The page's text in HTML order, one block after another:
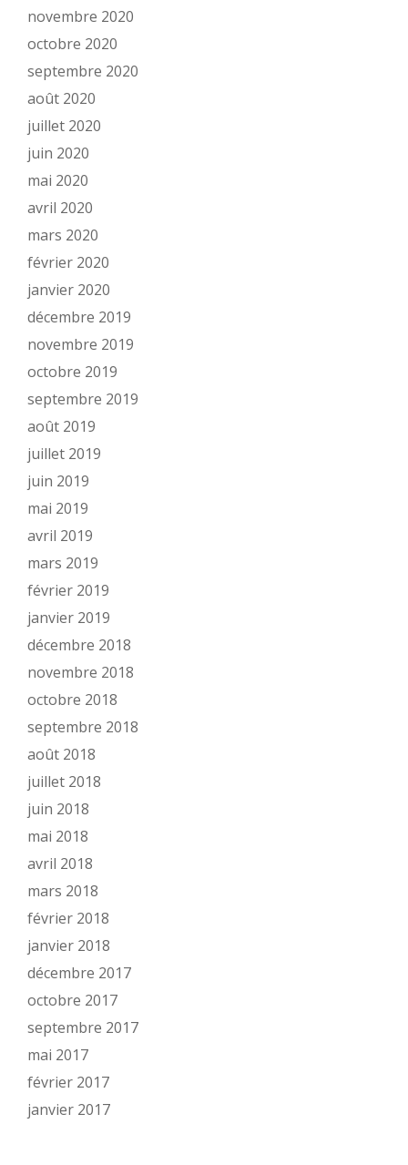
novembre 2020
octobre 2020
septembre 2020
août 2020
juillet 2020
juin 2020
mai 2020
avril 2020
mars 2020
février 2020
janvier 2020
décembre 2019
novembre 2019
octobre 2019
septembre 2019
août 2019
juillet 2019
juin 2019
mai 2019
avril 2019
mars 2019
février 2019
janvier 2019
décembre 2018
novembre 2018
octobre 2018
septembre 2018
août 2018
juillet 2018
juin 2018
mai 2018
avril 2018
mars 2018
février 2018
janvier 2018
décembre 2017
octobre 2017
septembre 2017
mai 2017
février 2017
janvier 2017